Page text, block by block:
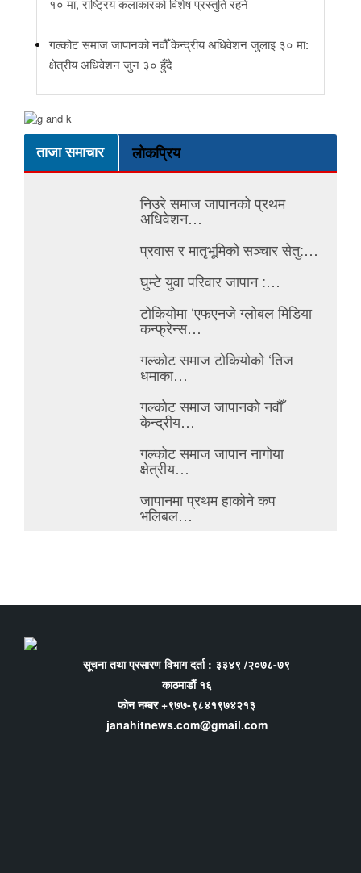
गल्कोट समाज जापानको नवौँ केन्द्रीय अधिवेशन जुलाइ ३० मा:
क्षेत्रीय अधिवेशन जुन ३० हुँदै
ताजा समाचार लोकप्रिय
निउरे समाज जापानको प्रथम
अधिवेशन…
प्रवास र मातृभूमिको सञ्चार सेतु:…
घुम्टे युवा परिवार जापान :…
टोकियोमा ‘एफएनजे ग्लोबल मिडिया
कन्फ्रेन्स…
गल्कोट समाज टोकियोको ‘तिज
धमाका…
गल्कोट समाज जापानको नवौँ
केन्द्रीय…
गल्कोट समाज जापान नागोया
क्षेत्रीय…
जापानमा प्रथम हाकोने कप
भलिबल…
सूचना तथा प्रसारण विभाग दर्ता : ३३४९ /२०७८-७९
काठमाडौं १६
फोन नम्बर +९७७-९८४१९७४२१३
janahitnews.com@gmail.com